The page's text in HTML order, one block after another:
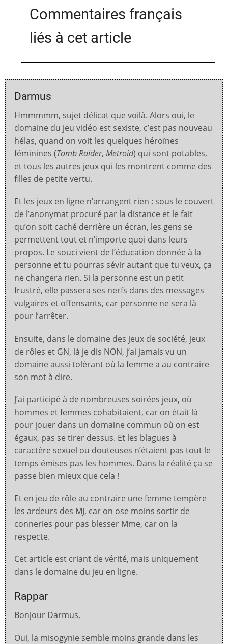
Commentaires français
liés à cet article
Darmus
Hmmmmm, sujet délicat que voilà. Alors oui, le
domaine du jeu vidéo est sexiste, c’est pas nouveau
hélas, quand on voit les quelques héroïnes
féminines (Tomb Raider, Metroid) qui sont potables,
et tous les autres jeux qui les montrent comme des
filles de petite vertu.
Et les jeux en ligne n’arrangent rien ; sous le couvert
de l’anonymat procuré par la distance et le fait
qu’on soit caché derrière un écran, les gens se
permettent tout et n’importe quoi dans leurs
propos. Le souci vient de l’éducation donnée à la
personne et tu pourras sévir autant que tu veux, ça
ne changera rien. Si la personne est un petit
frustré, elle passera ses nerfs dans des messages
vulgaires et offensants, car personne ne sera là
pour l’arrêter.
Ensuite, dans le domaine des jeux de société, jeux
de rôles et GN, là je dis NON, j’ai jamais vu un
domaine aussi tolérant où la femme a au contraire
son mot à dire.
J’ai participé à de nombreuses soirées jeux, où
hommes et femmes cohabitaient, car on était là
pour jouer dans un domaine commun où on est
égaux, pas se tirer dessus. Et les blagues à
caractère sexuel ou douteuses n’étaient pas tout le
temps émises pas les hommes. Dans la réalité ça se
passe bien mieux que cela !
Et en jeu de rôle au contraire une femme tempère
les ardeurs des MJ, car on ose moins sortir de
conneries pour pas blesser Mme, car on la
respecte.
Cet article est criant de vérité, mais uniquement
dans le domaine du jeu en ligne.
Rappar
Bonjour Darmus,
Oui, la misogynie semble moins grande dans les